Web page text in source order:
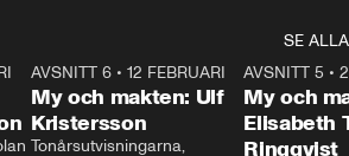
SE ALLA
27:30
AVSNITT 6 •12 FEBRUARI
My och makten: Ulf
Kristersson
Tonårsutvisningarna,
AVSNITT 5 •
My och
Elisabeth
Ringqvist